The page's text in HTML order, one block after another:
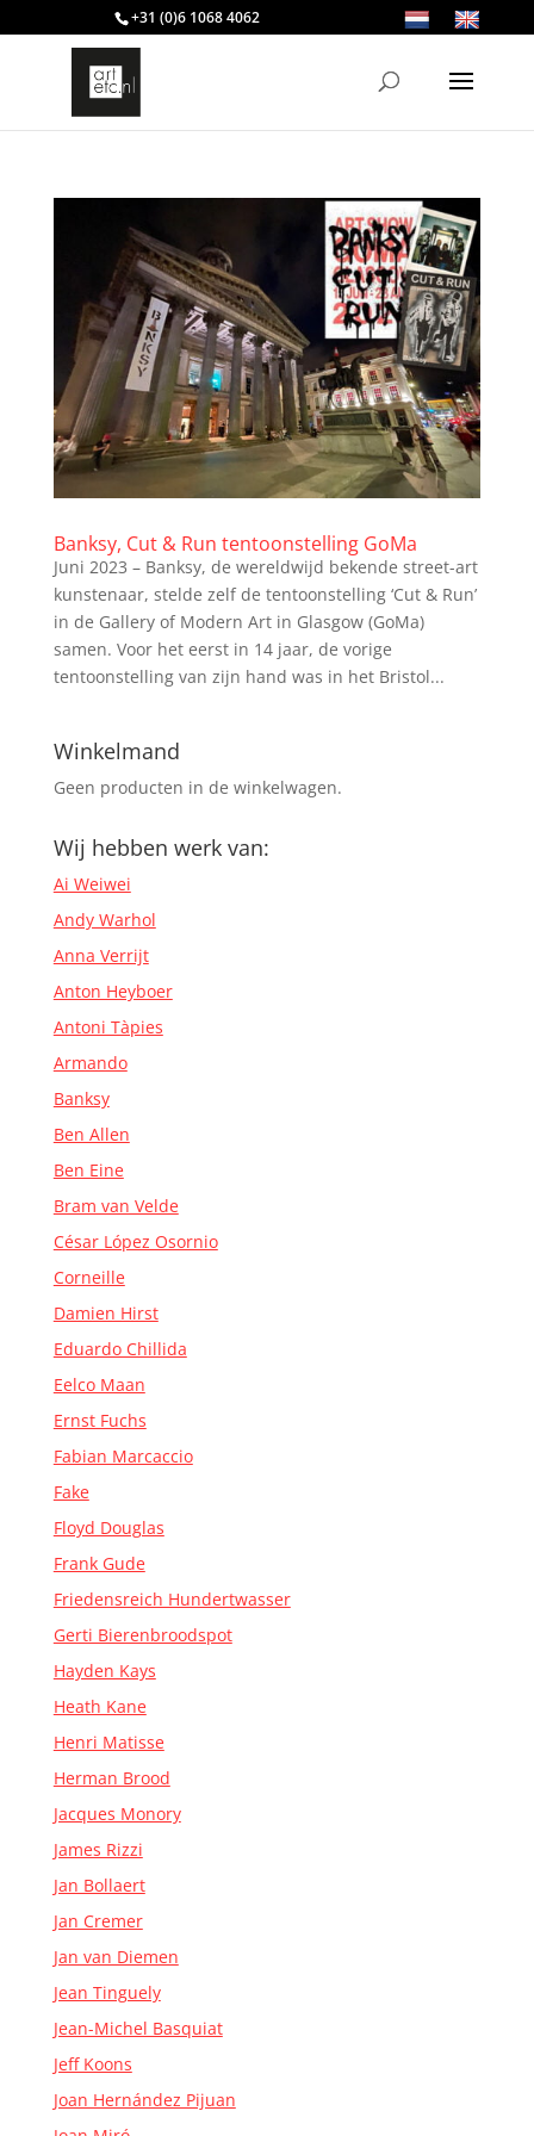
+31 (0)6 1068 4062
Banksy, Cut & Run tentoonstelling GoMa
Juni 2023 – Banksy, de wereldwijd bekende street-art
kunstenaar, stelde zelf de tentoonstelling ‘Cut & Run’
in de Gallery of Modern Art in Glasgow (GoMa)
samen. Voor het eerst in 14 jaar, de vorige
tentoonstelling van zijn hand was in het Bristol...
Winkelmand
Geen producten in de winkelwagen.
Wij hebben werk van:
Ai Weiwei
Andy Warhol
Anna Verrijt
Anton Heyboer
Antoni Tàpies
Armando
Banksy
Ben Allen
Ben Eine
Bram van Velde
César López Osornio
Corneille
Damien Hirst
Eduardo Chillida
Eelco Maan
Ernst Fuchs
Fabian Marcaccio
Fake
Floyd Douglas
Frank Gude
Friedensreich Hundertwasser
Gerti Bierenbroodspot
Hayden Kays
Heath Kane
Henri Matisse
Herman Brood
Jacques Monory
James Rizzi
Jan Bollaert
Jan Cremer
Jan van Diemen
Jean Tinguely
Jean-Michel Basquiat
Jeff Koons
Joan Hernández Pijuan